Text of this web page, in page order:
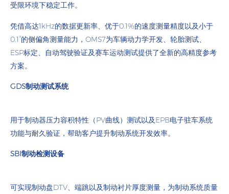
受限环境下稳定工作。
凭借高达1kHz的数据更新率、优于0.1%的速度测量精度以及小于
0.1°的侧偏角测量能力，OMS7为车辆动力学开发、轮胎测试、
ESP标定、自动驾驶验证及赛车运动测试提供了全新的高精度参考
方案。
GDS制动测试系统
用于制动器压力容积特性（PV曲线）测试以及EPB电子驻车系统
功能与耐久验证，帮助客户提升制动系统开发效率。
SBI制动检测设备
可实现制动盘DTV、端跳以及制动衬片厚度测量，为制动系统质量